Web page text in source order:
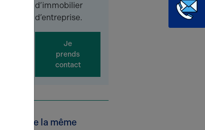
d’immobilier
d’entreprise.
Je
prends
contact
De la même